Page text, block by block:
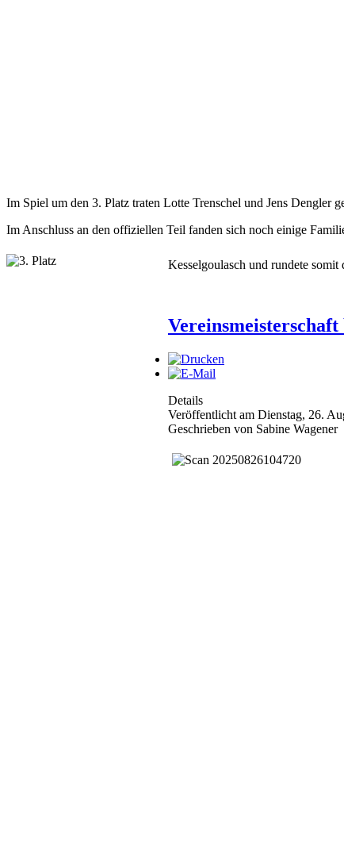
Im Spiel um den 3. Platz traten Lotte Trenschel und Jens Dengler
Im Anschluss an den offiziellen Teil fanden sich noch einige
Kesselgoulasch und rundete
Details
Veröffentlicht am Dienstag, 26.
Geschrieben von Sabine Wagener